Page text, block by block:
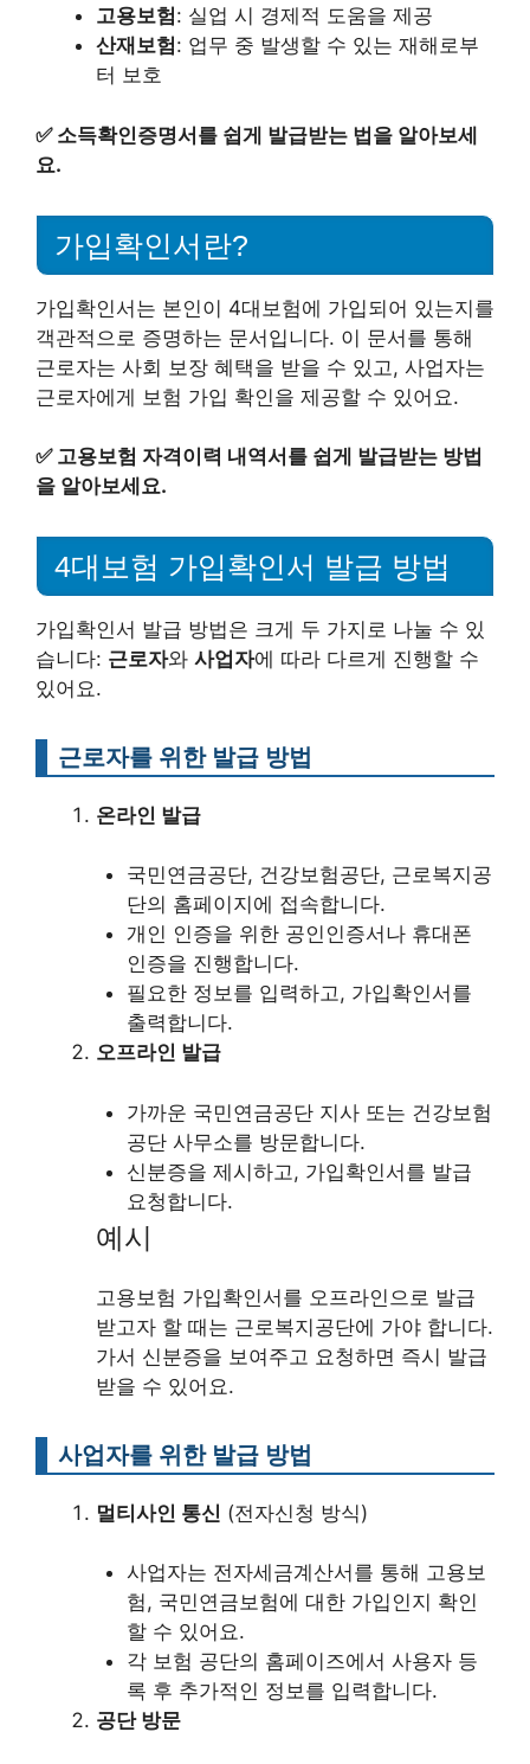
고용보험: 실업 시 경제적 도움을 제공
산재보험: 업무 중 발생할 수 있는 재해로부
터 보호
✅ 소득확인증명서를 쉽게 발급받는 법을 알아보세
요.
가입확인서란?
가입확인서는 본인이 4대보험에 가입되어 있는지를
객관적으로 증명하는 문서입니다. 이 문서를 통해
근로자는 사회 보장 혜택을 받을 수 있고, 사업자는
근로자에게 보험 가입 확인을 제공할 수 있어요.
✅ 고용보험 자격이력 내역서를 쉽게 발급받는 방법
을 알아보세요.
4대보험 가입확인서 발급 방법
가입확인서 발급 방법은 크게 두 가지로 나눌 수 있
습니다: 근로자와 사업자에 따라 다르게 진행할 수
있어요.
근로자를 위한 발급 방법
온라인 발급
국민연금공단, 건강보험공단, 근로복지공
단의 홈페이지에 접속합니다.
개인 인증을 위한 공인인증서나 휴대폰
인증을 진행합니다.
필요한 정보를 입력하고, 가입확인서를
출력합니다.
오프라인 발급
가까운 국민연금공단 지사 또는 건강보험
공단 사무소를 방문합니다.
신분증을 제시하고, 가입확인서를 발급
요청합니다.
예시
고용보험 가입확인서를 오프라인으로 발급
받고자 할 때는 근로복지공단에 가야 합니다.
가서 신분증을 보여주고 요청하면 즉시 발급
받을 수 있어요.
사업자를 위한 발급 방법
멀티사인 통신 (전자신청 방식)
사업자는 전자세금계산서를 통해 고용보
험, 국민연금보험에 대한 가입인지 확인
할 수 있어요.
각 보험 공단의 홈페이즈에서 사용자 등
록 후 추가적인 정보를 입력합니다.
공단 방문